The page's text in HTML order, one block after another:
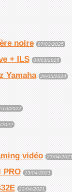
noire 07/03/2025
+ ILS 04/03/2025
Yamaha 29/05/2024
10/2022
2022
vidéo 23/04/
PRO 23/04/2021
22/04/2021